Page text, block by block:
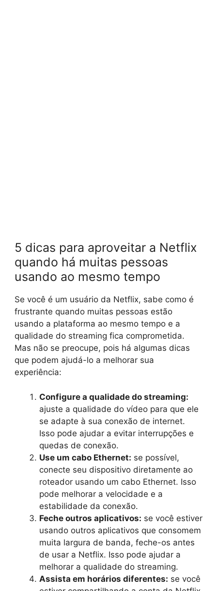
5 dicas para aproveitar a Netflix
quando há muitas pessoas
usando ao mesmo tempo
Se você é um usuário da Netflix, sabe como é
frustrante quando muitas pessoas estão
usando a plataforma ao mesmo tempo e a
qualidade do streaming fica comprometida.
Mas não se preocupe, pois há algumas dicas
que podem ajudá-lo a melhorar sua
experiência:
Configure a qualidade do streaming:
ajuste a qualidade do vídeo para que ele
se adapte à sua conexão de internet.
Isso pode ajudar a evitar interrupções e
quedas de conexão.
Use um cabo Ethernet: se possível,
conecte seu dispositivo diretamente ao
roteador usando um cabo Ethernet. Isso
pode melhorar a velocidade e a
estabilidade da conexão.
Feche outros aplicativos: se você estiver
usando outros aplicativos que consomem
muita largura de banda, feche-os antes
de usar a Netflix. Isso pode ajudar a
melhorar a qualidade do streaming.
Assista em horários diferentes: se você